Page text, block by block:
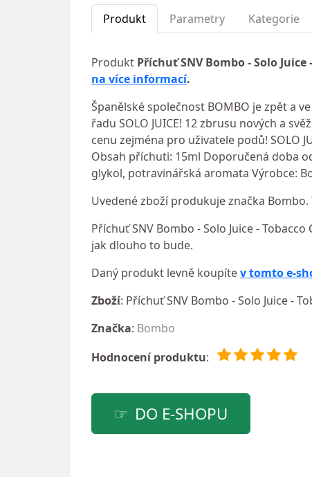
Produkt Parametry Kategorie
Produkt Příchuť SNV Bombo - Solo Juice
na více informací.
Španělské společnost BOMBO je zpět a
řadu SOLO JUICE! 12 zbrusu nových a
cenu zejména pro uživatele podů! SOLO
Obsah příchuti: 15ml Doporučená doba
glykol, potravinářská aromata Výrobce:
Uvedené zboží produkuje značka
Příchuť SNV Bombo - Solo Juice -
jak dlouho to bude.
Daný produkt levně koupítev tomto e-
Zboží: Příchuť SNV Bombo - Solo Juice -
Značka: Bombo
Hodnocení produktu:
DO E-SHOPU